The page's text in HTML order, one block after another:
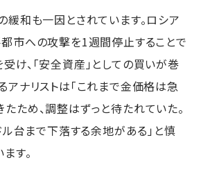
緩和も一因とされています。ロシア
市への攻撃を1週間停止することで
け、「安全資産」としての買いが巻
アナリストは「これまで金価格は急
ため、調整はずっと待たれていた。
台まで下落する余地がある」と慎
す。